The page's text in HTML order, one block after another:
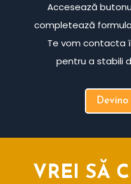
Accesează butonul
completează
Te vom contacta
pentru a stabili
VREI SĂ